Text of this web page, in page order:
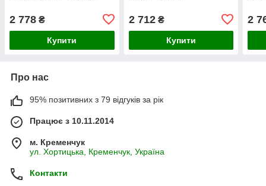
2 778 ₴
Купити
2 712₴
Купити
2
Про нас
95% позитивних з 79 відгуків за рік
Працює з 10.11.2014
м. Кременчук
ул. Хортицька, Кременчук, Україна
Контакти